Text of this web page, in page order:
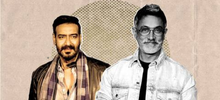
'भोला': अजय देवगन ही नहीं, इन
सितारों ने भी फिल्मों में दिखाया
अपने निर्देशन का दमखम
Mar 30, 2023 03:51 pm
क्या है खबर?